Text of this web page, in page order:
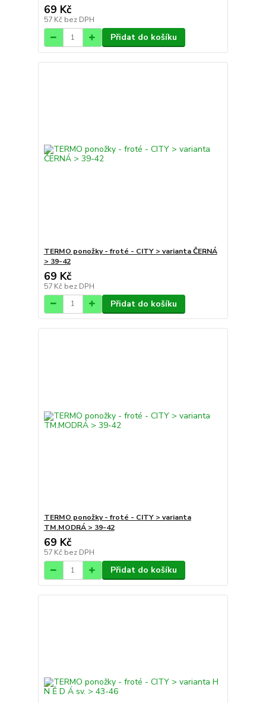
69 Kč
57 Kč bez DPH
Přidat do košíku
TERMO ponožky - froté - CITY > varianta ČERNÁ
> 39-42
69 Kč
57 Kč bez DPH
Přidat do košíku
TERMO ponožky - froté - CITY > varianta
TM.MODRÁ > 39-42
69 Kč
57 Kč bez DPH
Přidat do košíku